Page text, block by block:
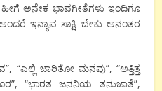
ಅನೇಕ ಭಾವಗೀತೆಗಳು ಇಂದಿಗೂ
ಇನ್ಯಾವ ಸಾಕ್ಷಿ ಬೇಕು ಅನಂತರ
“ಎಲ್ಲಿ ಜಾರಿತೋ ಮನವು”, “ಅತ್ತಿತ್ತ
“ಭಾರತ ಜನನಿಯ ತನುಜಾತೆ”,